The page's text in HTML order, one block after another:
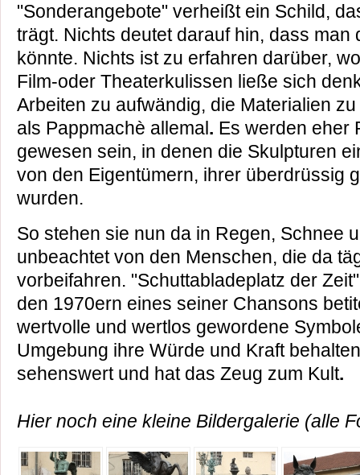
"Sonderangebote" verheißt ein Schild,
trägt. Nichts deutet darauf hin, dass man
könnte. Nichts ist zu erfahren darüber,
Film-oder Theaterkulissen ließe sich
Arbeiten zu aufwändig, die Materialien
als Pappmachè allemal. Es werden eher
gewesen sein, in denen die Skulpturen
von den Eigentümern, ihrer überdrüssig
wurden.
So stehen sie nun da in Regen, Schnee
unbeachtet von den Menschen, die da
vorbeifahren. "Schuttabladeplatz der
den 1970ern eines seiner Chansons
wertvolle und wertlos gewordene
Umgebung ihre Würde und Kraft
sehenswert und hat das Zeug zum Kult.
Hier noch eine kleine Bildergalerie (alle